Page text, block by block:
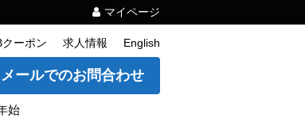
マイページ
クーポン 求人情報 English
メールでのお問合わせ
始